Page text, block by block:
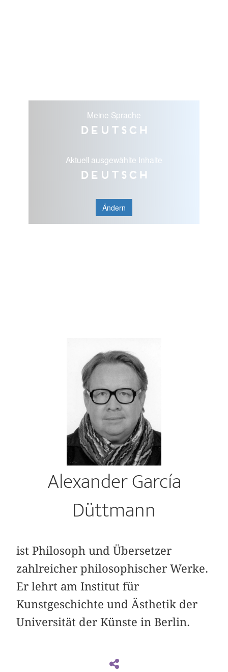
Meine Sprache
Deutsch
Aktuell ausgewählte Inhalte
Deutsch
Ändern
Alexander García
Düttmann
ist Philosoph und Übersetzer
zahlreicher philosophischer Werke.
Er lehrt am Institut für
Kunstgeschichte und Ästhetik der
Universität der Künste in Berlin.